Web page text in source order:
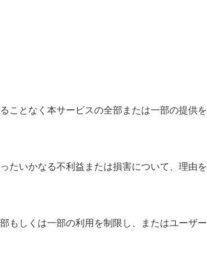
ことなく本サービスの全部または一部の提供を
たいかなる不利益または損害について、理由を
もしくは一部の利用を制限し、またはユーザー